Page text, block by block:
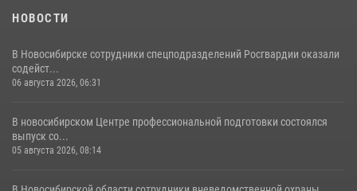
НОВОСТИ
В Новосибирске сотрудники спецподразделений Росгвардии оказали
содейст...
06 августа 2026, 06:31
В новосибирском Центре профессиональной подготовки состоялся
выпуск со...
05 августа 2026, 08:14